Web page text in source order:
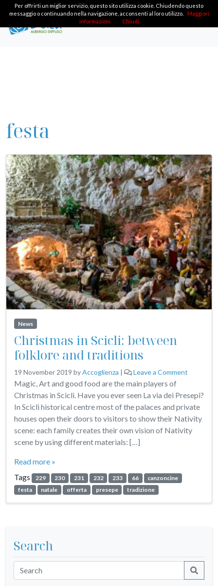
festa
News
Christmas in Scicli: between
folklore and traditions
19 November 2019 byAccoglienza | Leave a Comment
Magic, Art and good food are the main players of
Christmas in Scicli. Have you ever seen La via dei Presepi?
In Scicli historical centre most of the palaces and private
houses open their doors to visitors to show their Nativity
scene: each family creates their own vision of Nativity
scene by using different materials: […]
Read more »
Tags
229 230 231 232 233 66
canzoncine
festa
natale offerta presepe tradizione
Search
Per offrirti un miglior servizio, questo sito utilizza cookie. Chiudendo questo
messaggio o continuando nella navigazione, acconsenti al loro utilizzo.
Maggiori
informazioni
Chiudi